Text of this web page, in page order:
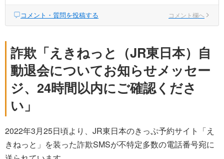
コメント・質問を投稿する コメント欄へ
詐欺「えきねっと（JR東日本）自
動退会についてお知らせメッセー
ジ、24時間以内にご確認くださ
い」
2022年3月25日頃より、JR東日本のきっぷ予約サイト「え
きねっと」を装った詐欺SMSが不特定多数の電話番号宛に